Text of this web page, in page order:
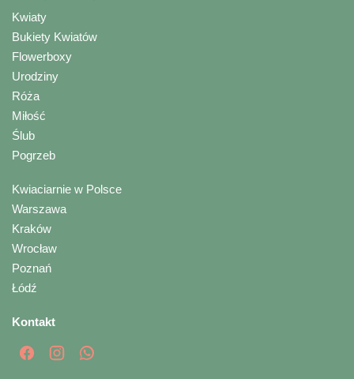
Kwiaty
Bukiety Kwiatów
Flowerboxy
Urodziny
Róża
Miłość
Ślub
Pogrzeb
Kwiaciarnie w Polsce
Warszawa
Kraków
Wrocław
Poznań
Łódź
Kontakt